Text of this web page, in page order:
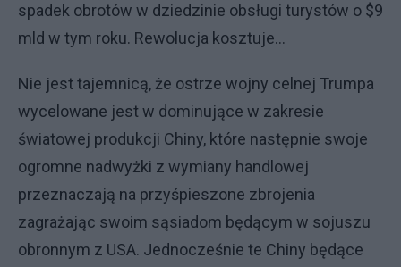
spadek obrotów w dziedzinie obsługi turystów o $9
mld w tym roku. Rewolucja kosztuje…
Nie jest tajemnicą, że ostrze wojny celnej Trumpa
wycelowane jest w dominujące w zakresie
światowej produkcji Chiny, które następnie swoje
ogromne nadwyżki z wymiany handlowej
przeznaczają na przyśpieszone zbrojenia
zagrażając swoim sąsiadom będącym w sojuszu
obronnym z USA. Jednocześnie te Chiny będące